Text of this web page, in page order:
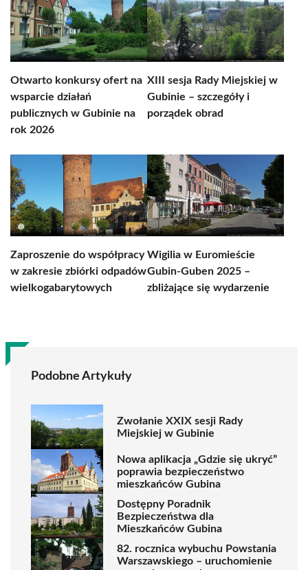
Otwarto konkursy ofert na
wsparcie działań
publicznych w Gubinie na
rok 2026
XIII sesja Rady Miejskiej w
Gubinie – szczegóły i
porządek obrad
Zaproszenie do współpracy
w zakresie zbiórki odpadów
wielkogabarytowych
Wigilia w Euromieście
Gubin-Guben 2025 –
zbliżające się wydarzenie
Podobne Artykuły
Zwołanie XXIX sesji Rady
Miejskiej w Gubinie
Nowa aplikacja „Gdzie się ukryć”
poprawia bezpieczeństwo
mieszkańców Gubina
Dostępny Poradnik
Bezpieczeństwa dla
Mieszkańców Gubina
82. rocznica wybuchu Powstania
Warszawskiego – uruchomienie